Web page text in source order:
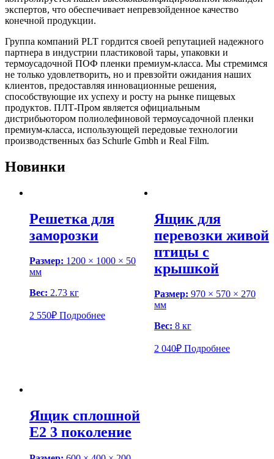
экспертов, что обеспечивает непревзойденное качество
конечной продукции.
Группа компаний PLT гордится своей репутацией надежного
партнера в индустрии пластиковой тары, упаковки и
термоусадочной ПОФ пленки премиум-класса. Мы стремимся
не только удовлетворить, но и превзойти ожидания наших
клиентов, предоставляя инновационные решения,
способствующие их успеху и росту на рынке пищевых
продуктов. ПЛТ-Пром является официальным
дистрибьютором полиолефиновой термоусадочной пленки
премиум-класса, использующей передовые технологии
производственных баз Schurle Gmbh и Real Film.
Новинки
Решетка для
заморозки
Размер: 1200 × 1000 × 50
мм
Вес: 2.73 кг
2 550₽ Подробнее
Ящик для
перевозки живой
птицы с
крышкой
Размер: 970 × 570 × 270
мм
Вес: 8 кг
2 040₽ Подробнее
Ящик сплошной
Е2 3 поколение